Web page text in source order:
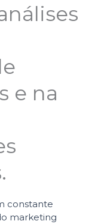
e na
constante
marketing